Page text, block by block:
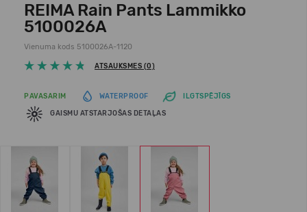
REIMA Rain Pants Lammikko
5100026A
Vienuma kods 5100026A-1120
ATSAUKSMES (0)
PAVASARIM WATERPROOF ILGTSPĒJĪGS
GAISMU ATSTARJOŠAS DETAĻAS